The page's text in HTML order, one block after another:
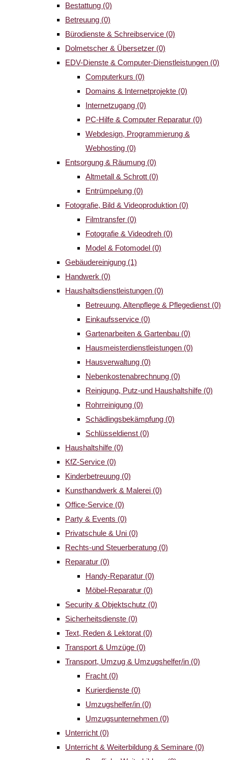
Bestattung (0)
Betreuung (0)
Bürodienste & Schreibservice (0)
Dolmetscher & Übersetzer (0)
EDV-Dienste & Computer-Dienstleistungen (0)
Computerkurs (0)
Domains & Internetprojekte (0)
Internetzugang (0)
PC-Hilfe & Computer Reparatur (0)
Webdesign, Programmierung &
Webhosting (0)
Entsorgung & Räumung (0)
Altmetall & Schrott (0)
Entrümpelung (0)
Fotografie, Bild & Videoproduktion (0)
Filmtransfer (0)
Fotografie & Videodreh (0)
Model & Fotomodel (0)
Gebäudereinigung (1)
Handwerk (0)
Haushaltsdienstleistungen (0)
Betreuung, Altenpflege & Pflegedienst (0)
Einkaufsservice (0)
Gartenarbeiten & Gartenbau (0)
Hausmeisterdienstleistungen (0)
Hausverwaltung (0)
Nebenkostenabrechnung (0)
Reinigung, Putz-und Haushaltshilfe (0)
Rohrreinigung (0)
Schädlingsbekämpfung (0)
Schlüsseldienst (0)
Haushaltshilfe (0)
KfZ-Service (0)
Kinderbetreuung (0)
Kunsthandwerk & Malerei (0)
Office-Service (0)
Party & Events (0)
Privatschule & Uni (0)
Rechts-und Steuerberatung (0)
Reparatur (0)
Handy-Reparatur (0)
Möbel-Reparatur (0)
Security & Objektschutz (0)
Sicherheitsdienste (0)
Text, Reden & Lektorat (0)
Transport & Umzüge (0)
Transport, Umzug & Umzugshelfer/in (0)
Fracht (0)
Kurierdienste (0)
Umzugshelfer/in (0)
Umzugsunternehmen (0)
Unterricht (0)
Unterricht & Weiterbildung & Seminare (0)